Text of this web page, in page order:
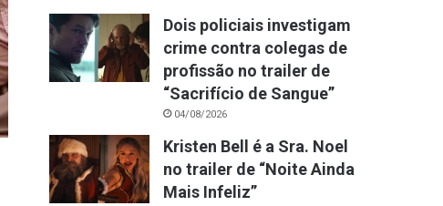
Dois policiais investigam
crime contra colegas de
profissão no trailer de
“Sacrifício de Sangue”
04/08/2026
Kristen Bell é a Sra. Noel
no trailer de “Noite Ainda
Mais Infeliz”